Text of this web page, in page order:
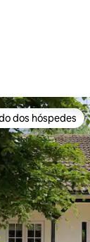
preferidos
dos hóspedes